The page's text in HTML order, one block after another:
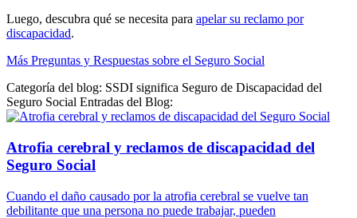
Luego, descubra qué se necesita para apelar su reclamo por
discapacidad.
Más Preguntas y Respuestas sobre el Seguro Social
Categoría del blog: SSDI significa Seguro de Discapacidad del
Seguro Social Entradas del Blog:
Atrofia cerebral y reclamos de discapacidad del
Seguro Social
Cuando el daño causado por la atrofia cerebral se vuelve tan
debilitante que una persona no puede trabajar, pueden